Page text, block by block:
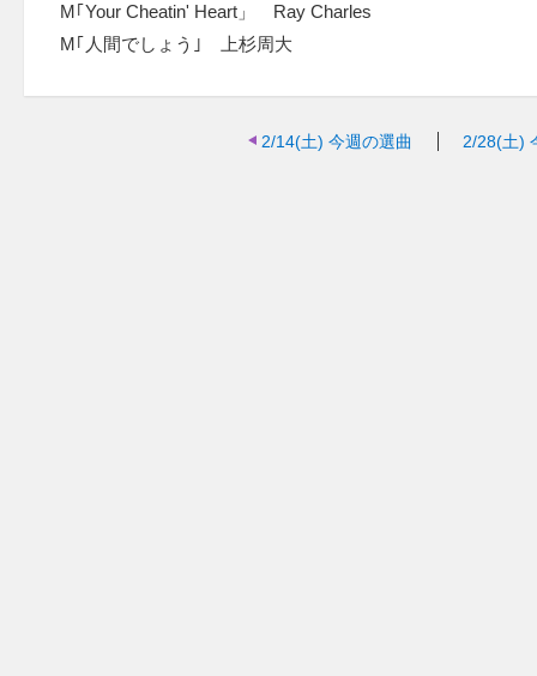
M｢Your Cheatin' Heart」 Ray Charles
M｢人間でしょう｣ 上杉周大
2/14(土) 今週の選曲 2/28(土)